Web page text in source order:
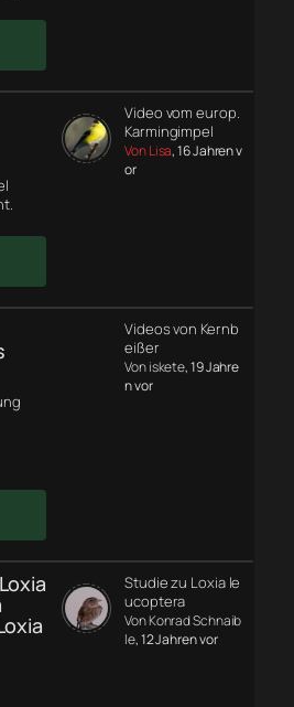
Video vom europ.
Karmingimpel
Von Lisa, 16 Jahren v
or
Videos von Kernb
eißer
Von iskete, 19 Jahre
n vor
Studie zu Loxia le
ucoptera
Von Konrad Schnaib
le, 12 Jahren vor